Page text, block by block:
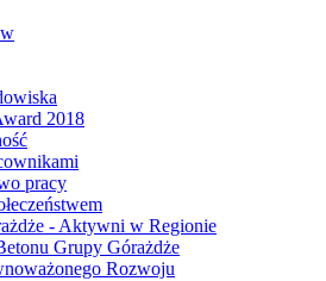
2018
pracy
- Aktywni w Regionie
Grupy Górażdże
Rozwoju